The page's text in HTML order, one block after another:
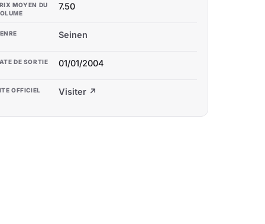
MOYEN DU
7.50
Seinen
DE SORTIE 01/01/2004
OFFICIEL Visiter ↗